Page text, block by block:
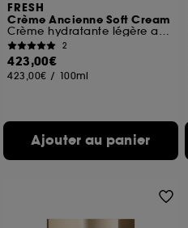
FRESH
Crème Ancienne Soft Cream
Crème hydratante légère anti-âge
2
423,00€
423,00€ / 100ml
Ajouter au panier